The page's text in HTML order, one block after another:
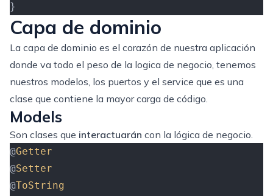
}
Capa de dominio
La capa de dominio es el corazón de nuestra aplicación
donde va todo el peso de la logica de negocio, tenemos
nuestros modelos, los puertos y el service que es una
clase que contiene la mayor carga de código.
Models
Son clases que interactuarán con la lógica de negocio.
@Getter
@Setter
@ToString